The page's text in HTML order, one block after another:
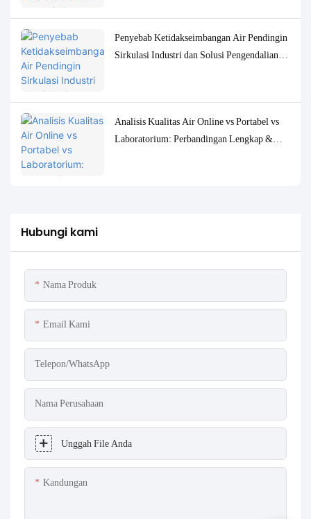
Penyebab Ketidakseimbangan Air Pendingin
Sirkulasi Industri dan Solusi Pengendalian
Analisis Kualitas Air Online vs Portabel vs
Laboratorium: Perbandingan Lengkap &
Hubungi kami
Nama Produk
Email Kami
Telepon/WhatsApp
Nama Perusahaan
Unggah File Anda
Kandungan